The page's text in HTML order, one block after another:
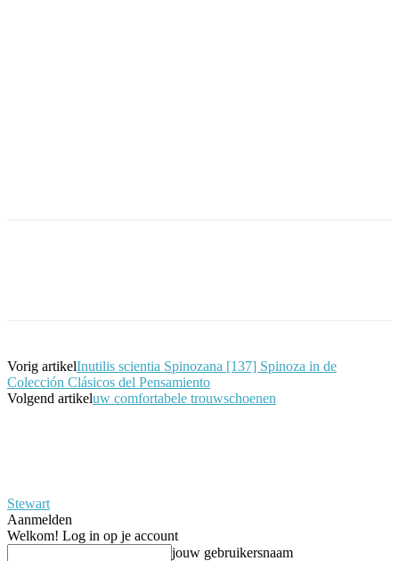
Vorig artikelInutilis scientia Spinozana [137] Spinoza in de
Colección Clásicos del Pensamiento
Volgend artikeluw comfortabele trouwschoenen
Stewart
Aanmelden
Welkom! Log in op je account
jouw gebruikersnaam